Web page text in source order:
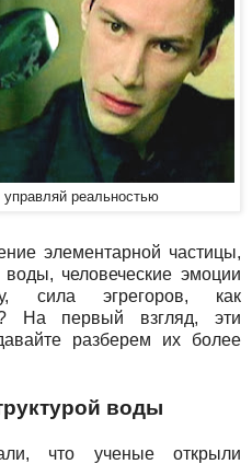
управляй реальностью
элементарной частицы,
человеческие эмоции
сила эгрегоров, как
На первый взгляд, эти
разберем их более
воды
что ученые открыли